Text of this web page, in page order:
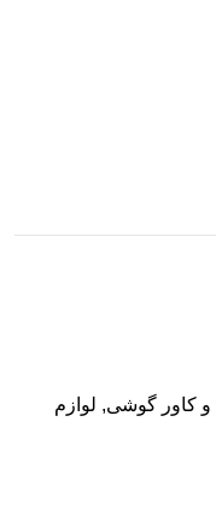
و کاور گوشی, لوازم